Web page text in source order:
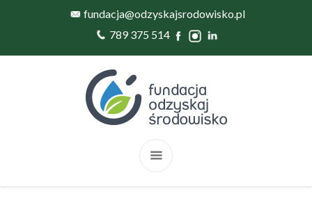
fundacja@odzyskajsrodowisko.pl
789 375 514